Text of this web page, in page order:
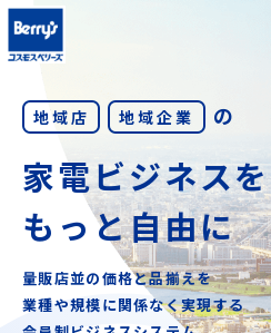
地域店 地域企業 の
家電ビジネスを
もっと自由に
量販店並の価格と品揃えを
業種や規模に関係なく実現する